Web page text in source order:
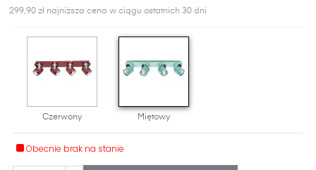
299,90 zł najniższa cena w ciągu ostatnich 30 dni
Czerwony Miętowy
Obecnie brak na stanie